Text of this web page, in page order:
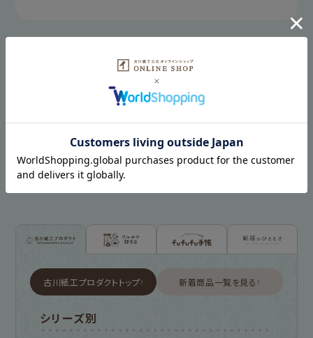
最近チェックした商品
HISTORY
古川紙工プロダクトトップ 新着商品一覧を見る
シリーズ別